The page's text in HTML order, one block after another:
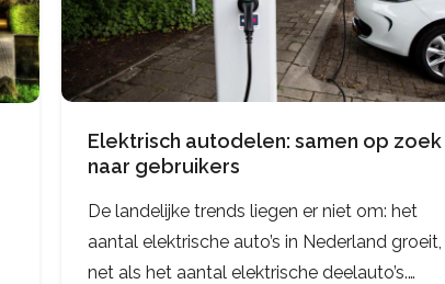
Elektrisch autodelen: samen op zoek
naar gebruikers
De landelijke trends liegen er niet om: het
aantal elektrische auto’s in Nederland groeit,
net als het aantal elektrische deelauto’s.